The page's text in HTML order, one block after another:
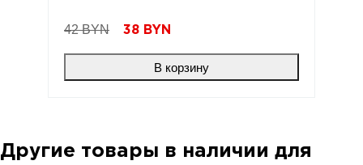
42 BYN 38 BYN
В корзину
Другие товары в наличии для